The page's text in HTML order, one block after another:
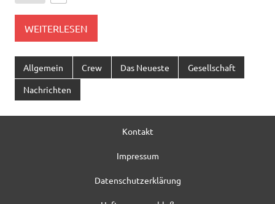
WEITERLESEN
Allgemein Crew Das Neueste Gesellschaft
Nachrichten
Kontakt
Impressum
Datenschutzerklärung